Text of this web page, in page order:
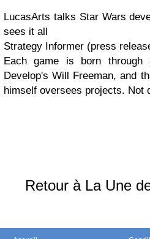
LucasArts talks Star Wars
sees it all
Strategy Informer (press
Each game is born through
Develop's Will Freeman, and
himself oversees projects. Not
Retour à La Une